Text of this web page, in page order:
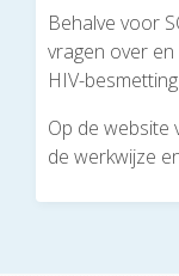
Behalve voor
vragen over
HIV-
Op de website
de werkwijze